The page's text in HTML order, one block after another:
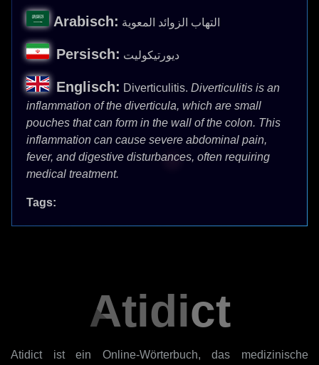
Arabisch: التهاب الزوائد المعوية
Persisch: دیورتیکولیت
Englisch: Diverticulitis. Diverticulitis is an
inflammation of the diverticula, which are small
pouches that can form in the wall of the colon. This
inflammation can cause severe abdominal pain,
fever, and digestive disturbances, often requiring
medical treatment.
Tags:
Atidict
Atidict ist ein Online-Wörterbuch, das medizinische